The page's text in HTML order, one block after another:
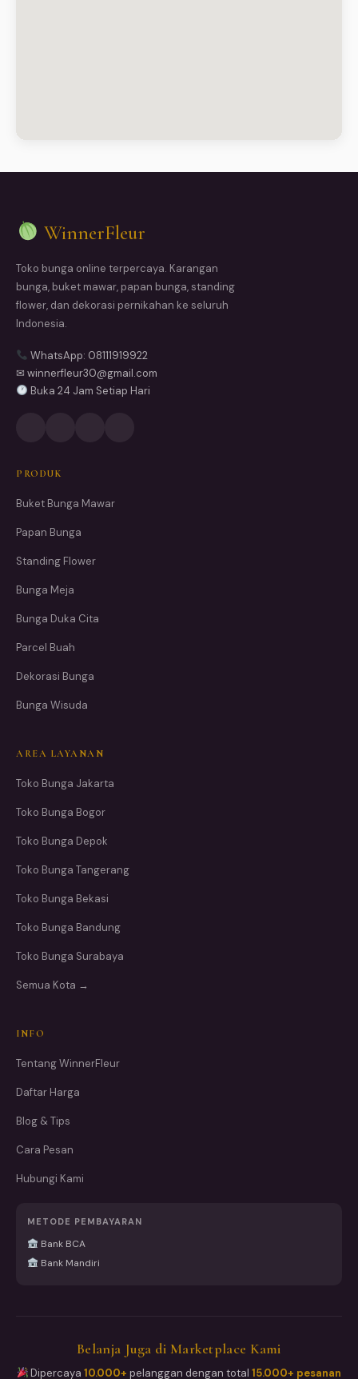
WinnerFleur
Toko bunga online terpercaya. Karangan
bunga, buket mawar, papan bunga, standing
flower, dan dekorasi pernikahan ke seluruh
Indonesia.
WhatsApp: 08111919922
✉ winnerfleur30@gmail.com
Buka 24 Jam Setiap Hari
PRODUK
Buket Bunga Mawar
Papan Bunga
Standing Flower
Bunga Meja
Bunga Duka Cita
Parcel Buah
Dekorasi Bunga
Bunga Wisuda
AREA LAYANAN
Toko Bunga Jakarta
Toko Bunga Bogor
Toko Bunga Depok
Toko Bunga Tangerang
Toko Bunga Bekasi
Toko Bunga Bandung
Toko Bunga Surabaya
Semua Kota →
INFO
Tentang WinnerFleur
Daftar Harga
Blog & Tips
Cara Pesan
Hubungi Kami
METODE PEMBAYARAN
Bank BCA
Bank Mandiri
Belanja Juga di Marketplace Kami
Dipercaya10.000+ pelanggan dengan total15.000+ pesanan